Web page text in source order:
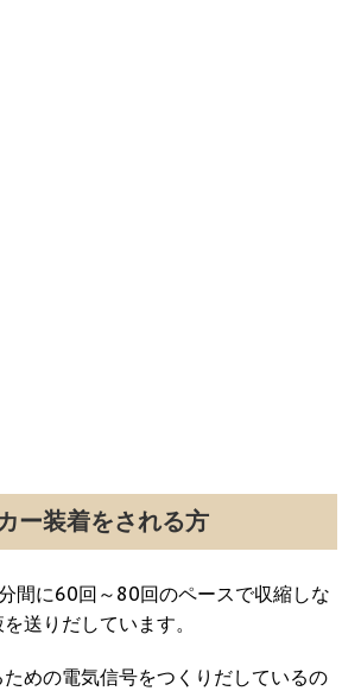
ー装着をされる方
間に60回～80回のペースで収縮しな
送りだしています。
めの電気信号をつくりだしているの